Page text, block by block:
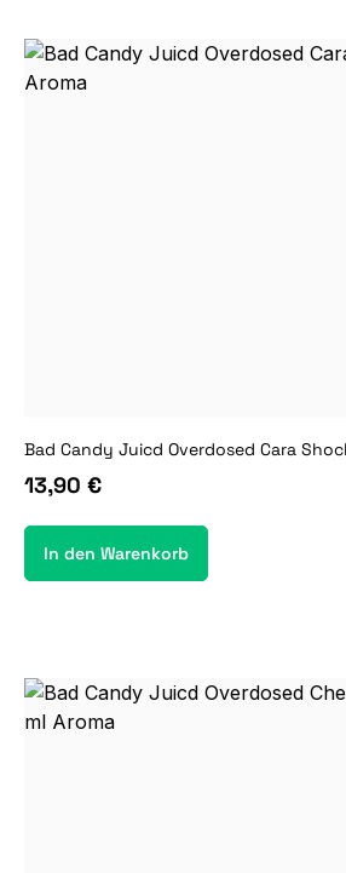
Bad Candy Juicd Overdosed Cara
13,90 €
In den Warenkorb